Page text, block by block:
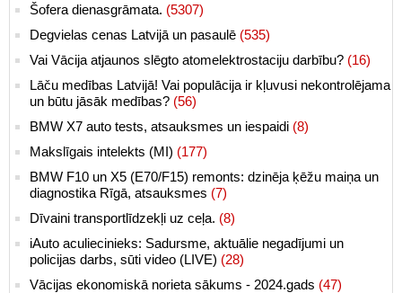
Šofera dienasgrāmata. (5307)
Degvielas cenas Latvijā un pasaulē (535)
Vai Vācija atjaunos slēgto atomelektrostaciju darbību? (16)
Lāču medības Latvijā! Vai populācija ir kļuvusi nekontrolējama
un būtu jāsāk medības? (56)
BMW X7 auto tests, atsauksmes un iespaidi (8)
Makslīgais intelekts (MI) (177)
BMW F10 un X5 (E70/F15) remonts: dzinēja ķēžu maiņa un
diagnostika Rīgā, atsauksmes (7)
Dīvaini transportlīdzekļi uz ceļa. (8)
iAuto aculiecinieks: Sadursme, aktuālie negadījumi un
policijas darbs, sūti video (LIVE) (28)
Vācijas ekonomiskā norieta sākums - 2024.gads (47)